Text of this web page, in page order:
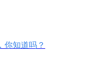
你知道吗？